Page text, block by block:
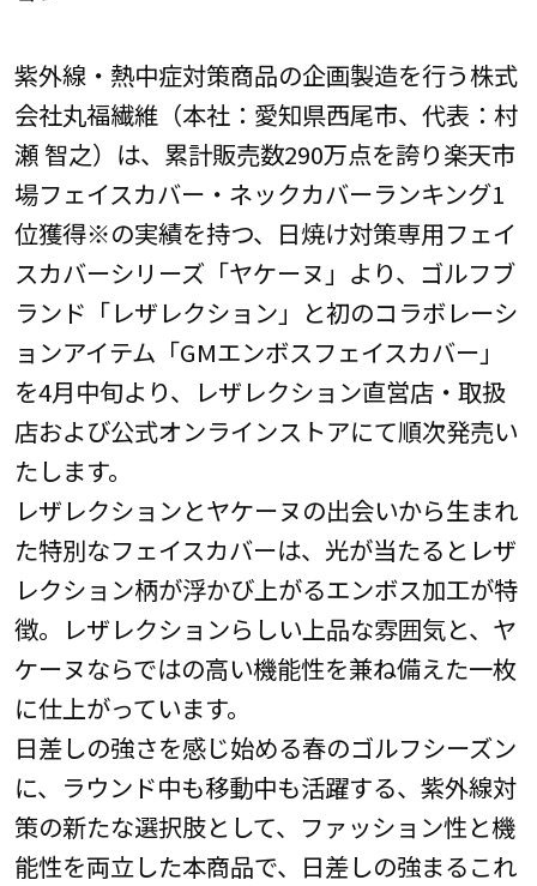
紫外線・熱中症対策商品の企画製造を行う株式
会社丸福繊維（本社：愛知県西尾市、代表：村
瀬 智之）は、累計販売数290万点を誇り楽天市
場フェイスカバー・ネックカバーランキング1
位獲得※の実績を持つ、日焼け対策専用フェイ
スカバーシリーズ「ヤケーヌ」より、ゴルフブ
ランド「レザレクション」と初のコラボレーシ
ョンアイテム「GMエンボスフェイスカバー」
を4月中旬より、レザレクション直営店・取扱
店および公式オンラインストアにて順次発売い
たします。
レザレクションとヤケーヌの出会いから生まれ
た特別なフェイスカバーは、光が当たるとレザ
レクション柄が浮かび上がるエンボス加工が特
徴。レザレクションらしい上品な雰囲気と、ヤ
ケーヌならではの高い機能性を兼ね備えた一枚
に仕上がっています。
日差しの強さを感じ始める春のゴルフシーズン
に、ラウンド中も移動中も活躍する、紫外線対
策の新たな選択肢として、ファッション性と機
能性を両立した本商品で、日差しの強まるこれ